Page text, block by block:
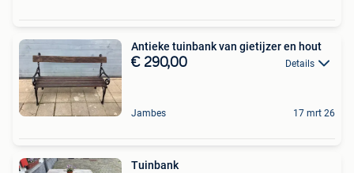
Antieke tuinbank van gietijzer en hout
€ 290,00 Details
Jambes 17 mrt 26
Tuinbank